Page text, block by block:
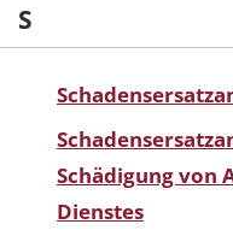
S
Schädigung von
Dienstes